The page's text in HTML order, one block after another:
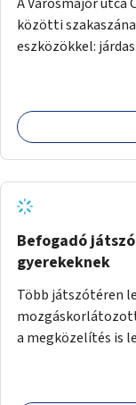
közötti
eszközökkel:
Befogadó
gyerekeknek
Több játszótéren
a megközelítés is